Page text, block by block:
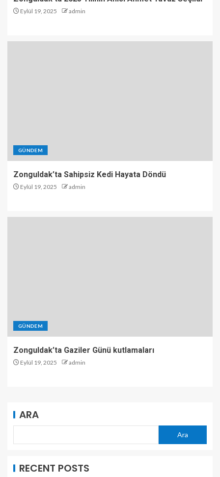
Eylül 19, 2025 admin
GÜNDEM
Zonguldak’ta Sahipsiz Kedi Hayata Döndü
Eylül 19, 2025 admin
GÜNDEM
Zonguldak’ta Gaziler Günü kutlamaları
Eylül 19, 2025 admin
ARA
Ara
RECENT POSTS